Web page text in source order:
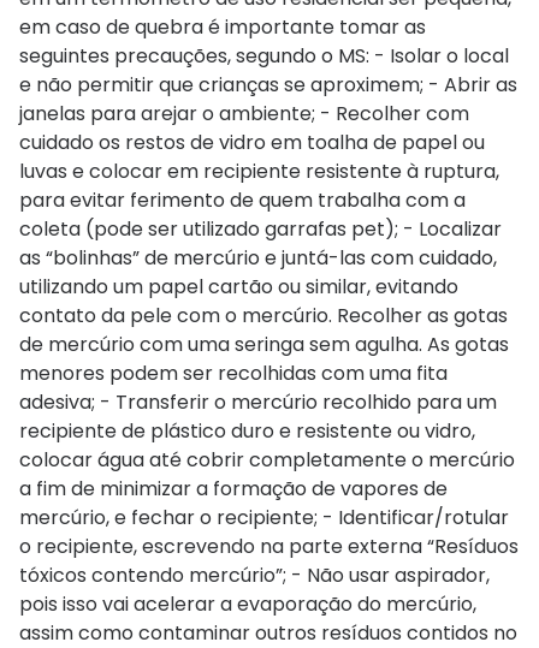
em caso de quebra é importante tomar as
seguintes precauções, segundo o MS: - Isolar o local
e não permitir que crianças se aproximem; - Abrir as
janelas para arejar o ambiente; - Recolher com
cuidado os restos de vidro em toalha de papel ou
luvas e colocar em recipiente resistente à ruptura,
para evitar ferimento de quem trabalha com a
coleta (pode ser utilizado garrafas pet); - Localizar
as “bolinhas” de mercúrio e juntá-las com cuidado,
utilizando um papel cartão ou similar, evitando
contato da pele com o mercúrio. Recolher as gotas
de mercúrio com uma seringa sem agulha. As gotas
menores podem ser recolhidas com uma fita
adesiva; - Transferir o mercúrio recolhido para um
recipiente de plástico duro e resistente ou vidro,
colocar água até cobrir completamente o mercúrio
a fim de minimizar a formação de vapores de
mercúrio, e fechar o recipiente; - Identificar/rotular
o recipiente, escrevendo na parte externa “Resíduos
tóxicos contendo mercúrio”; - Não usar aspirador,
pois isso vai acelerar a evaporação do mercúrio,
assim como contaminar outros resíduos contidos no